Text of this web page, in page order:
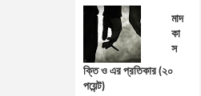
মাদ
কা
স
ক্তি ও এর প্রতিকার (২০
পয়েন্ট)